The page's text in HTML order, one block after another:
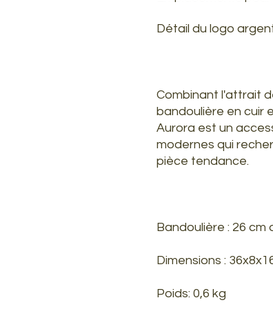
Détail du logo
Combinant l'attrait
bandoulière en cuir
Aurora est un
modernes qui
pièce tendance.
Bandoulière : 26 cm
Dimensions :
Poids: 0,6 kg